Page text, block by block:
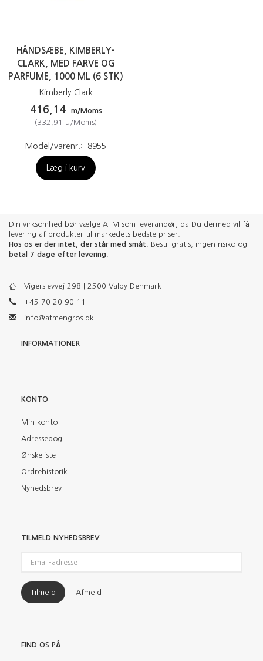
HÅNDSÆBE, KIMBERLY-
CLARK, MED FARVE OG
PARFUME, 1000 ML (6 STK)
Kimberly Clark
416,14
m/Moms
(332,91 u/Moms)
Model/varenr.: 8955
Læg i kurv
Din virksomhed bør vælge ATM som leverandør, da Du dermed vil få
levering af produkter til markedets bedste priser.
Hos os er der intet, der står med småt . Bestil gratis, ingen risiko og
betal 7 dage efter levering
Vigerslevvej 298 | 2500 Valby Denmark
+45 70 20 90 11
info@atmengros.dk
INFORMATIONER
KONTO
Min konto
Adressebog
Ønskeliste
Ordrehistorik
Nyhedsbrev
TILMELD NYHEDSBREV
adresse
Tilmeld Afmeld
FIND OS PÅ